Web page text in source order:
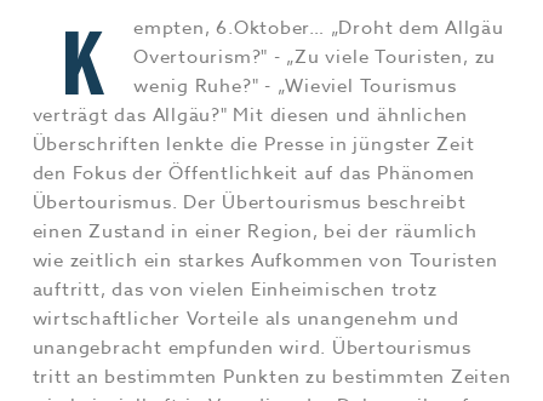
K
empten, 6.Oktober… „Droht dem Allgäu
Overtourism?" - „Zu viele Touristen, zu
wenig Ruhe?" - „Wieviel Tourismus
verträgt das Allgäu?" Mit diesen und ähnlichen
Überschriften lenkte die Presse in jüngster Zeit
den Fokus der Öffentlichkeit auf das Phänomen
Übertourismus. Der Übertourismus beschreibt
einen Zustand in einer Region, bei der räumlich
wie zeitlich ein starkes Aufkommen von Touristen
auftritt, das von vielen Einheimischen trotz
wirtschaftlicher Vorteile als unangenehm und
unangebracht empfunden wird. Übertourismus
tritt an bestimmten Punkten zu bestimmten Zeiten